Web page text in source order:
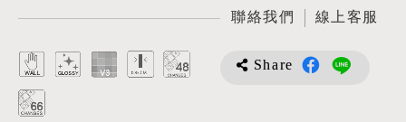
聯絡我們 線上客服
Share